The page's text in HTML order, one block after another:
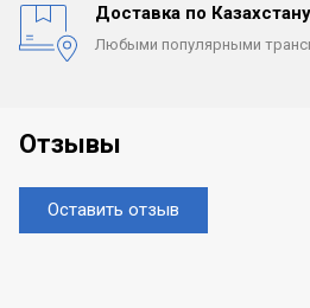
Доставка по Казахстану
Любыми популярными
Отзывы
Оставить отзыв